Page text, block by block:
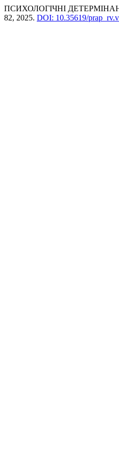
ПСИХОЛОГІЧНІ
82, 2025. DOI: 10.35619/